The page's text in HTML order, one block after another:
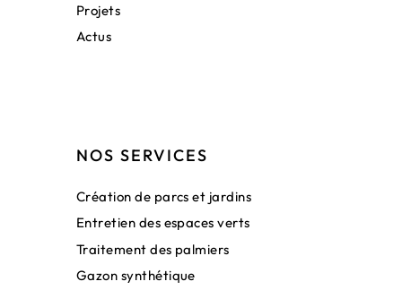
Projets
Actus
NOS SERVICES
Création de parcs et jardins
Entretien des espaces verts
Traitement des palmiers
Gazon synthétique